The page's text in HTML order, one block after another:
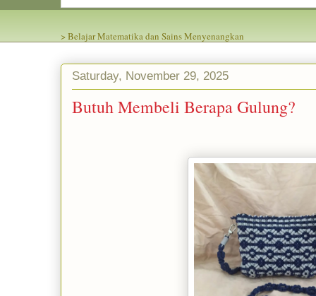
> Belajar Matematika dan Sains Menyenangkan
Saturday, November 29, 2025
Butuh Membeli Berapa Gulung?